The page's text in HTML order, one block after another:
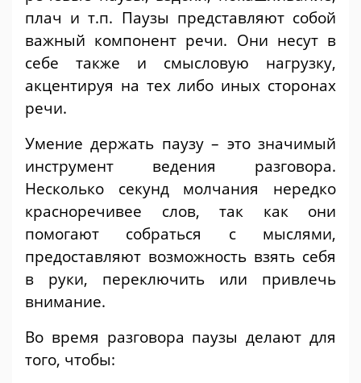
плач и т.п. Паузы представляют собой
важный компонент речи. Они несут в
себе также и смысловую нагрузку,
акцентируя на тех либо иных сторонах
речи.
Умение держать паузу – это значимый
инструмент ведения разговора.
Несколько секунд молчания нередко
красноречивее слов, так как они
помогают собраться с мыслями,
предоставляют возможность взять себя
в руки, переключить или привлечь
внимание.
Во время разговора паузы делают для
того, чтобы: